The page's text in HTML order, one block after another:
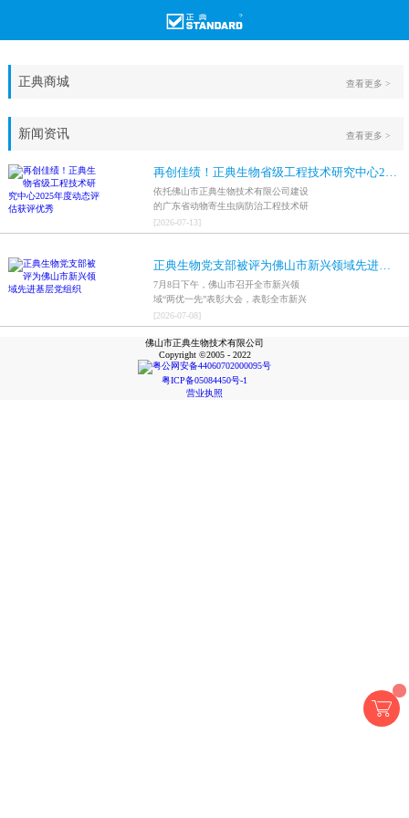
正典商城 查看更多 >
新闻资讯
再创佳绩！正典生物省级工程技术研究中心2025年度动态评估获评优秀
依托佛山市正典生物技术有限公司建设
的广东省动物寄生虫病防治工程技术研
究中心，在全省参评科研平台中综合表
现突出，成功获评最高评价等级“优
[2026-07-13]
正典生物党支部被评为佛山市新兴领域先进基层党组织
7月8日下午，佛山市召开全市新兴领
域“两优一先”表彰大会，表彰全市新兴
领域优秀共产党员、优秀党务工作者和
先进基层党组织，中共佛山市正典生物
技术有限公司支部委员会被评为佛山市
新兴领域先进基层党组织。
[2026-07-08]
查看更多 >
佛山市正典生物技术有限公司
Copyright ©2005 - 2022
粤公网安备44060702000095号
粤ICP备05084450号-1
营业执照